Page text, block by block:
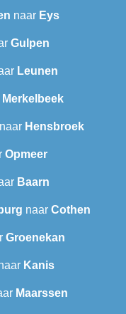
naar Eys
Gulpen
Leunen
Merkelbeek
Hensbroek
Opmeer
Baarn
naar Cothen
Groenekan
Kanis
Maarssen